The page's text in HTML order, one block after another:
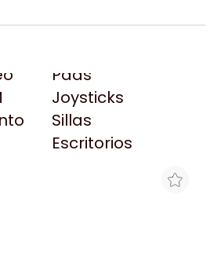
Pads
Joysticks
Sillas
Escritorios
UDIMM KINGSTON
DDR4 3200 MHZ